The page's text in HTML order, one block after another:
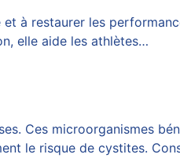
à restaurer les
elle aide les athlètes…
Ces microorganismes
le risque de cystites.